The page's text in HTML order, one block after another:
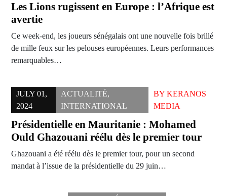
Les Lions rugissent en Europe : l’Afrique est
avertie
Ce week-end, les joueurs sénégalais ont une nouvelle fois brillé
de mille feux sur les pelouses européennes. Leurs performances
remarquables…
JULY 01,
2024
ACTUALITÉ,
INTERNATIONAL
BY KERANOS
MEDIA
Présidentielle en Mauritanie : Mohamed
Ould Ghazouani réélu dès le premier tour
Ghazouani a été réélu dès le premier tour, pour un second
mandat à l’issue de la présidentielle du 29 juin…